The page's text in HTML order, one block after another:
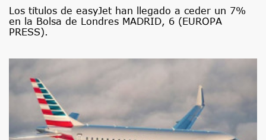
Los títulos de easyJet han llegado a ceder un 7%
en la Bolsa de Londres MADRID, 6 (EUROPA
PRESS).